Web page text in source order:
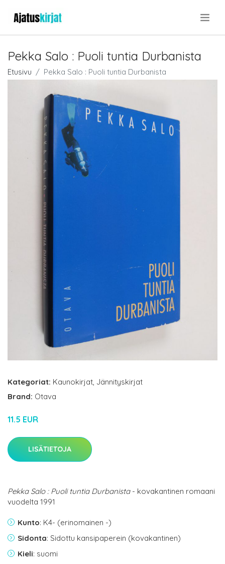
Pekka Salo : Puoli tuntia Durbanista
Etusivu Pekka Salo : Puoli tuntia Durbanista
Kategoriat: Kaunokirjat, Jännityskirjat
Brand: Otava
11.5 EUR
LISÄTIETOJA
Pekka Salo : Puoli tuntia Durbanista- kovakantinen romaani
vuodelta 1991
Kunto: K4- (erinomainen -)
Sidonta: Sidottu kansipaperein (kovakantinen)
Kieli: suomi